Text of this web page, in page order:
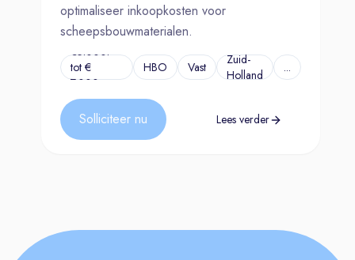
optimaliseer inkoopkosten voor
scheepsbouwmaterialen.
€5.000.-
tot €
7.000,-
HBO Vast
Zuid-
Holland
...
Solliciteer nu Lees verder